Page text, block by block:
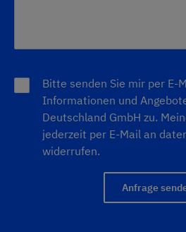
Bitte senden Sie mir per E-
Informationen und
Deutschland GmbH zu.
jederzeit per E-Mail an
widerrufen.
Anfrage